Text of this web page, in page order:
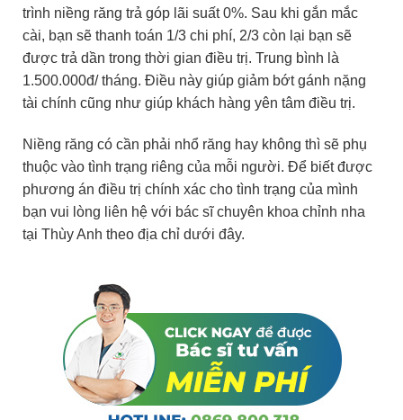
trình niềng răng trả góp lãi suất 0%. Sau khi gắn mắc
cài, bạn sẽ thanh toán 1/3 chi phí, 2/3 còn lại bạn sẽ
được trả dần trong thời gian điều trị. Trung bình là
1.500.000đ/ tháng. Điều này giúp giảm bớt gánh nặng
tài chính cũng như giúp khách hàng yên tâm điều trị.
Niềng răng có cần phải nhổ răng hay không thì sẽ phụ
thuộc vào tình trạng riêng của mỗi người. Để biết được
phương án điều trị chính xác cho tình trạng của mình
bạn vui lòng liên hệ với bác sĩ chuyên khoa chỉnh nha
tại Thùy Anh theo địa chỉ dưới đây.